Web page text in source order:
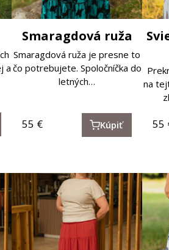
a
Smaragdová ruža
Smaragdová ruža je presne to
čo potrebujete. Spoločníčka do
letných…
55 € Kúpiť
na
55